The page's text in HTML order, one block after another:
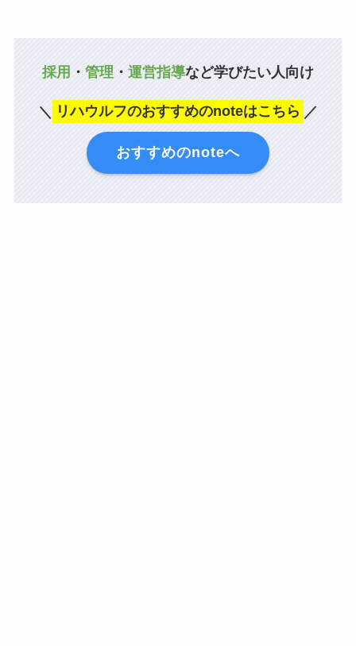
採用 ・ 管理 ・ 運営指導など学びたい人向け
＼ リハウルフのおすすめのnoteはこちら ／
おすすめのnoteへ